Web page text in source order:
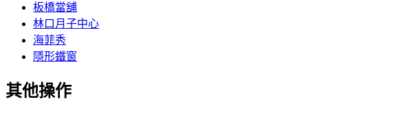
板橋當舖
林口月子中心
海菲秀
隱形鐵窗
其他操作